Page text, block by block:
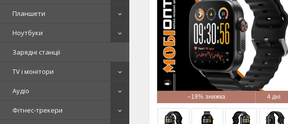
Планшети
Ноутбуки
Зарядні станції
TV і монітори
Аудіо
Фітнес-трекери
–19% 4 дні